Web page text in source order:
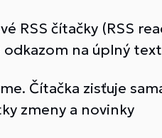
RSS čítačky (RSS
odkazom na úplný text
Čítačka zisťuje
zmeny a novinky